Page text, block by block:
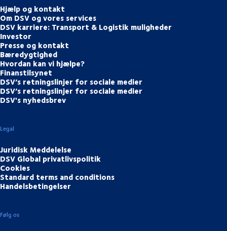
Hjælp og kontakt
Om DSV og vores services
DSV karriere: Transport & Logistik muligheder
Investor
Presse og kontakt
Bæredygtighed
Hvordan kan vi hjælpe?
Finanstilsynet
DSV’s retningslinjer for sociale medier
DSV’s retningslinjer for sociale medier
DSV's nyhedsbrev
Legal
Juridisk Meddelelse
DSV Global privatlivspolitik
Cookies
Standard terms and conditions
Handelsbetingelser
Følg os